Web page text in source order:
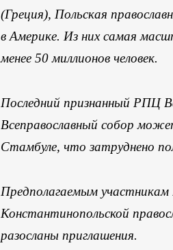
(Греция), Польская
в Америке. Из них самая
менее 50 миллионов человек.
Последний признанный РПЦ
Всеправославный собор
Стамбуле, что затруднено
Предполагаемым участникам
Константинопольской
разосланы приглашения.